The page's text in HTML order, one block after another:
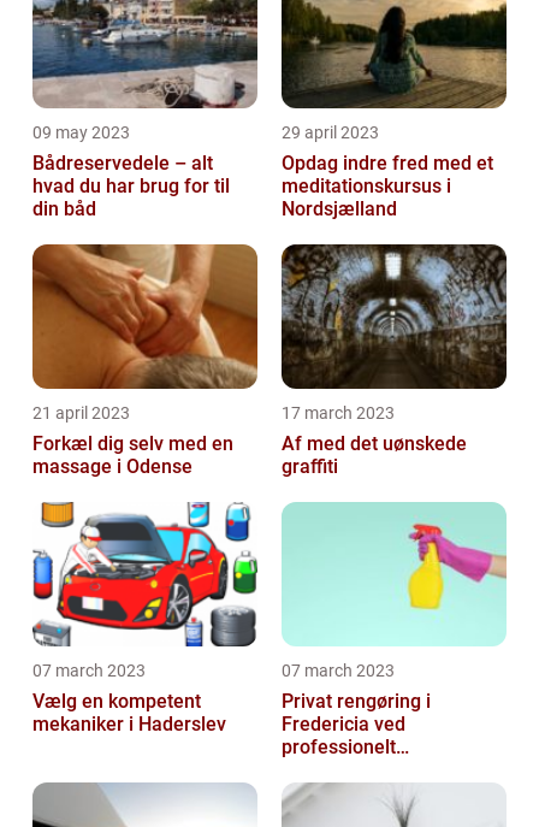
09 may 2023
Bådreservedele – alt
hvad du har brug for til
din båd
29 april 2023
Opdag indre fred med et
meditationskursus i
Nordsjælland
21 april 2023
Forkæl dig selv med en
massage i Odense
17 march 2023
Af med det uønskede
graffiti
07 march 2023
Vælg en kompetent
mekaniker i Haderslev
07 march 2023
Privat rengøring i
Fredericia ved
professionelt